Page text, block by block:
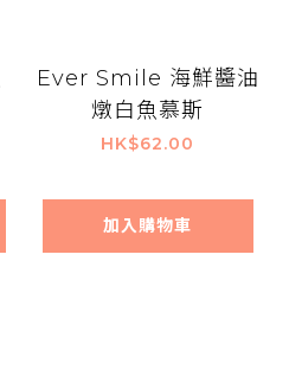
Ever Smile 海鮮醬油
燉白魚慕斯
HK$62.00
加入購物車